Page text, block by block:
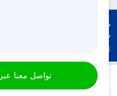
شروط الاستخدام
سياسة ملفات تعريف الارتباط
Copyright © 2026
تواصل معنا عبر Messenger
مسؤوليات القادة